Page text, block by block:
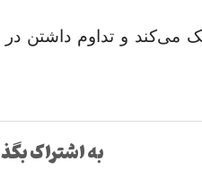
می‌کند و تداوم داشتن در
به اشتراک